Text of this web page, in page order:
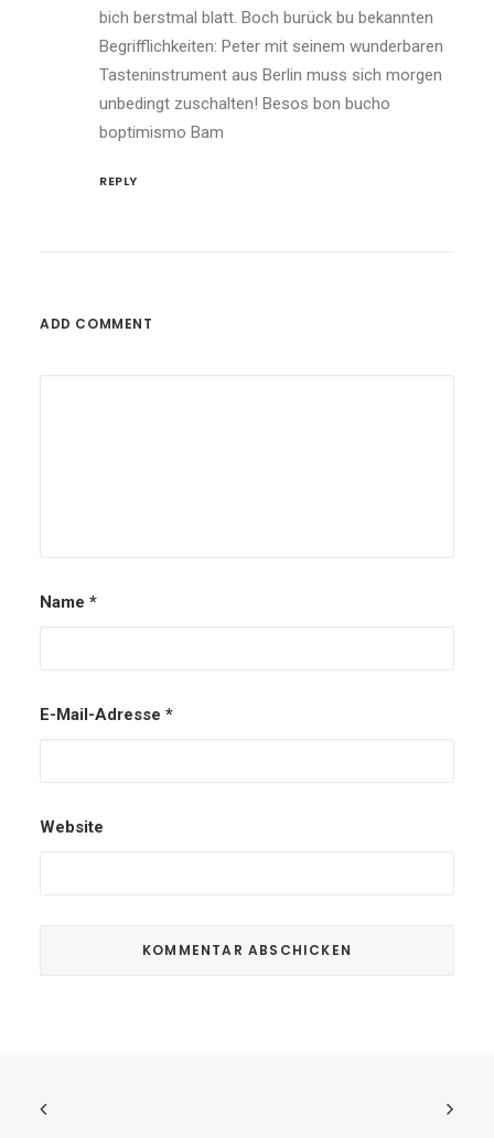
bich berstmal blatt. Boch burück bu bekannten
Begrifflichkeiten: Peter mit seinem wunderbaren
Tasteninstrument aus Berlin muss sich morgen
unbedingt zuschalten! Besos bon bucho
boptimismo Bam
REPLY
ADD COMMENT
Name *
E-Mail-Adresse *
Website